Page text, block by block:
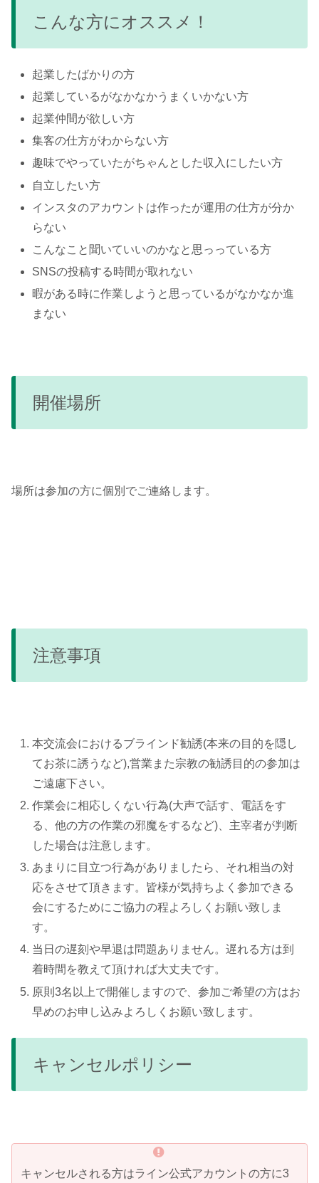
こんな方にオススメ！
起業したばかりの方
起業しているがなかなかうまくいかない方
起業仲間が欲しい方
集客の仕方がわからない方
趣味でやっていたがちゃんとした収入にしたい方
自立したい方
インスタのアカウントは作ったが運用の仕方が分か
らない
こんなこと聞いていいのかなと思っっている方
SNSの投稿する時間が取れない
暇がある時に作業しようと思っているがなかなか進
まない
開催場所
場所は参加の方に個別でご連絡します。
注意事項
本交流会におけるブラインド勧誘(本来の目的を隠し
てお茶に誘うなど),営業また宗教の勧誘目的の参加は
ご遠慮下さい。
作業会に相応しくない行為(大声で話す、電話をす
る、他の方の作業の邪魔をするなど)、主宰者が判断
した場合は注意します。
あまりに目立つ行為がありましたら、それ相当の対
応をさせて頂きます。皆様が気持ちよく参加できる
会にするためにご協力の程よろしくお願い致しま
す。
当日の遅刻や早退は問題ありません。遅れる方は到
着時間を教えて頂ければ大丈夫です。
原則3名以上で開催しますので、参加ご希望の方はお
早めのお申し込みよろしくお願い致します。
キャンセルポリシー
キャンセルされる方はライン公式アカウントの方に3